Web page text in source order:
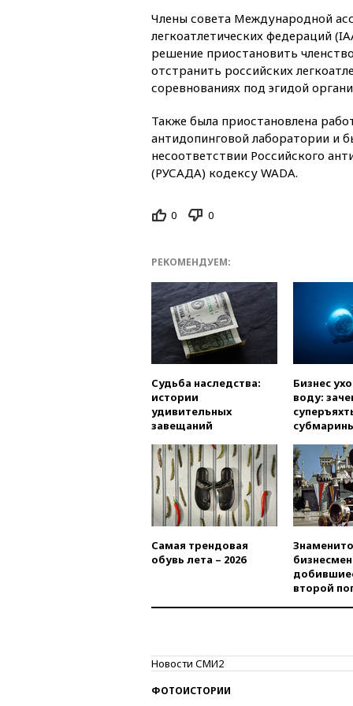
Члены совета Международной
легкоатлетических федераций
решение приостановить
отстранить российских
соревнованиях под эгидой
Также была приостановлена
антидопинговой лаборатории и
несоответствии Российского
(РУСАДА) кодексу WADA.
0 0
РЕКОМЕНДУЕМ:
Судьба наследства:
истории
удивительных
завещаний
Бизнес
воду:
Самая трендовая
обувь лета – 2026
второй
Новости СМИ2
ФОТОИСТОРИИ